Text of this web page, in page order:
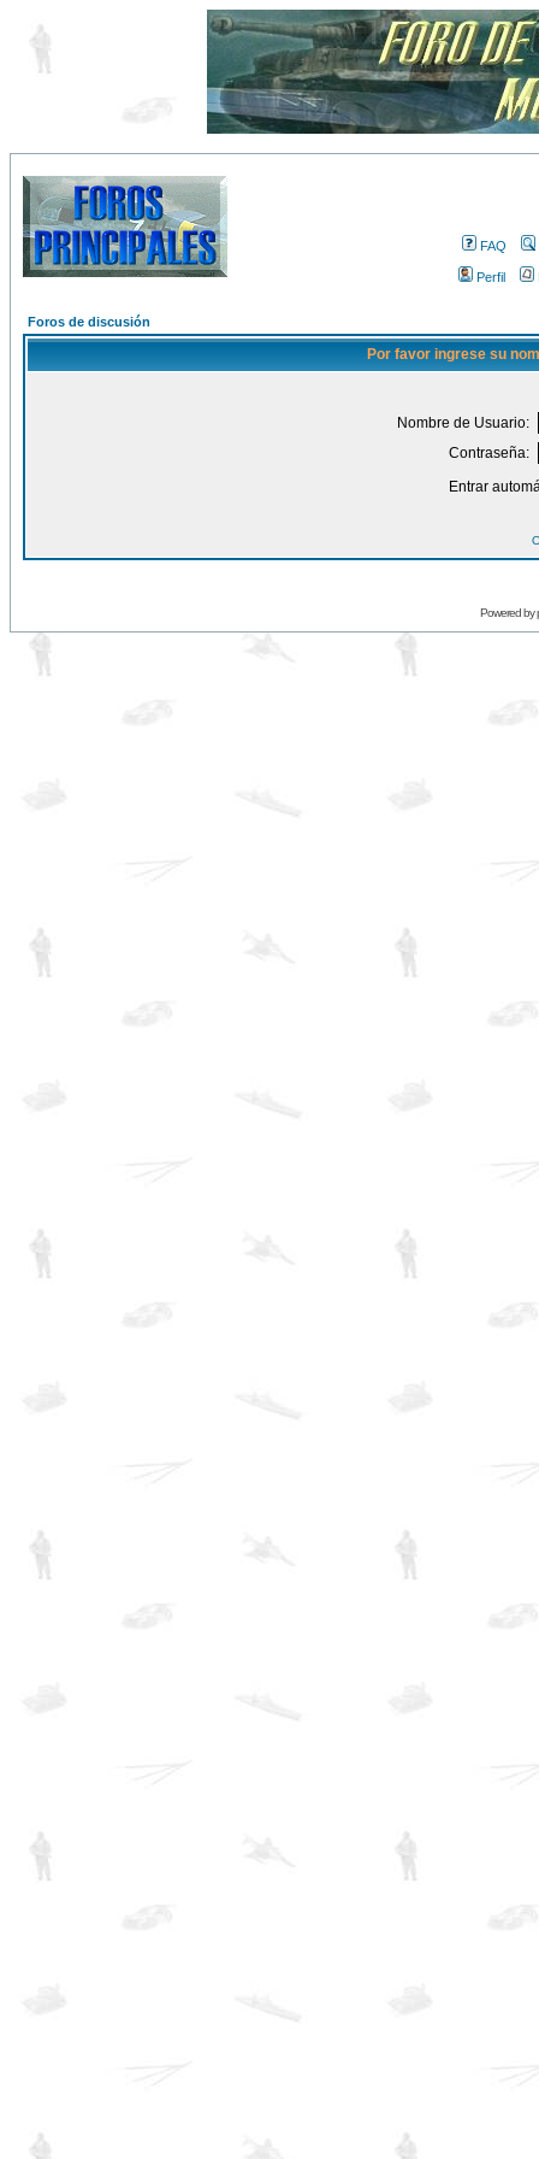
FAQ
Perfil
Foros de discusión
Por favor ingrese su
Nombre de Usuario:
Contraseña:
Entrar
Powered by